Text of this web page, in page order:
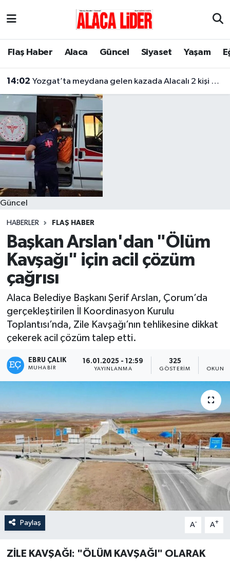
Flaş Haber Alaca Güncel Siyaset Yaşam
14:02 Yozgat’ta meydana gelen kazada Alacalı 2 kişi hayatını kaybetti
Güncel
HABERLER FLAŞ HABER
Başkan Arslan'dan "Ölüm
Kavşağı" için acil çözüm
çağrısı
Alaca Belediye Başkanı Şerif Arslan, Çorum’da
gerçekleştirilen İl Koordinasyon Kurulu
Toplantısı’nda, Zile Kavşağı’nın tehlikesine dikkat
çekerek acil çözüm talep etti.
EBRU ÇALIK
MUHABIR
16.01.2025 - 12:59
YAYINLANMA
325
GÖSTERIM
Paylaş A- A+
ZİLE KAVŞAĞI: "ÖLÜM KAVŞAĞI" OLARAK
Çorum Nöbetçi Eczaneler
Çorum Trafik Yoğunluk Haritası
Süper Lig Puan Durumu ve Fikstür
Tüm Manşetler
Son Dakika Haberleri
Haber Arşivi